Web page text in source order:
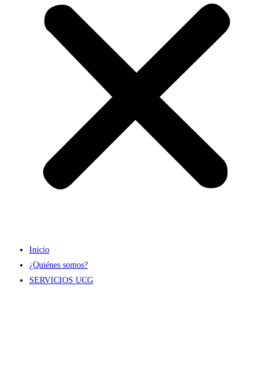
Inicio
¿Quiénes somos?
SERVICIOS UCG